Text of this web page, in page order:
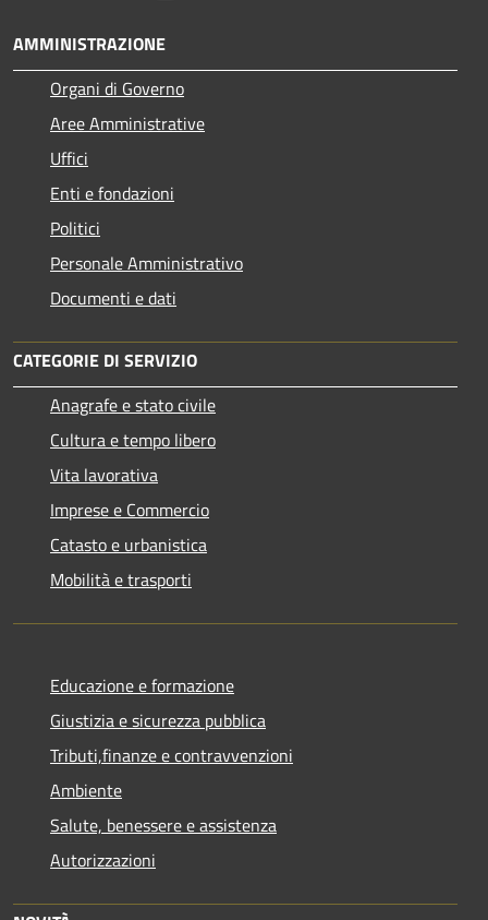
AMMINISTRAZIONE
Organi di Governo
Aree Amministrative
Uffici
Enti e fondazioni
Politici
Personale Amministrativo
Documenti e dati
CATEGORIE DI SERVIZIO
Anagrafe e stato civile
Cultura e tempo libero
Vita lavorativa
Imprese e Commercio
Catasto e urbanistica
Mobilità e trasporti
Educazione e formazione
Giustizia e sicurezza pubblica
Tributi,finanze e contravvenzioni
Ambiente
Salute, benessere e assistenza
Autorizzazioni